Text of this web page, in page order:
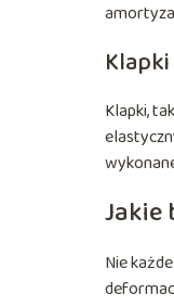
Klapki
Klapki,
Jakie
Nie